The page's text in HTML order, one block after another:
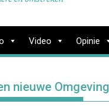
Video Opinie
nieuwe